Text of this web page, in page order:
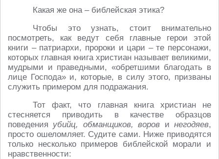
Какая же она – библейская этика?
Чтобы это узнать, стоит внимательно
посмотреть, как ведут себя главные герои этой
книги – патриархи, пророки и цари – те персонажи,
которых главная книга христиан называет великими,
мудрыми и праведными, «обретшими благодать в
лице Господа» и, которые, в силу этого, призваны
служить примером для подражания.
Тот факт, что главная книга христиан не
стесняется приводить в качестве образцов
поведения убийц, обманщиков, воров инегодяев,
просто ошеломляет. Судите сами. Ниже приводятся
только несколько примеров библейской морали и
нравственности: